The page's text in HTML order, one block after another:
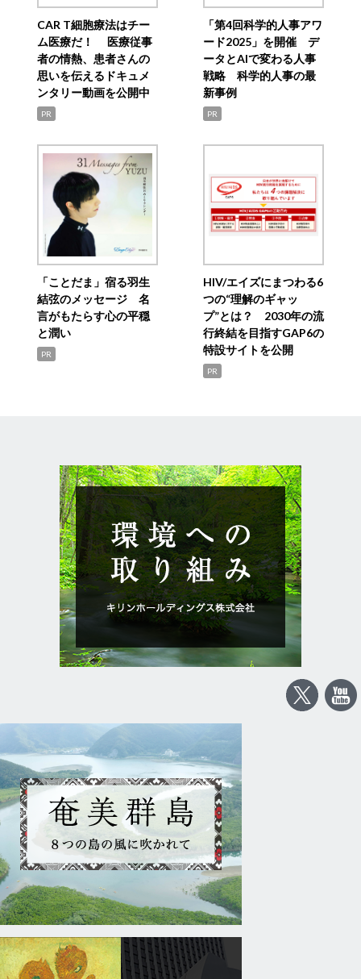
CAR T細胞療法はチー
ム医療だ！ 医療従事
者の情熱、患者さんの
思いを伝えるドキュメ
ンタリー動画を公開中
PR
「第4回科学的人事アワ
ード2025」を開催 デ
ータとAIで変わる人事
戦略 科学的人事の最
新事例
PR
「ことだま」宿る羽生
結弦のメッセージ 名
言がもたらす心の平穏
と潤い
PR
HIV/エイズにまつわる6
つの“理解のギャッ
プ”とは？ 2030年の流
行終結を目指すGAP6の
特設サイトを公開
PR